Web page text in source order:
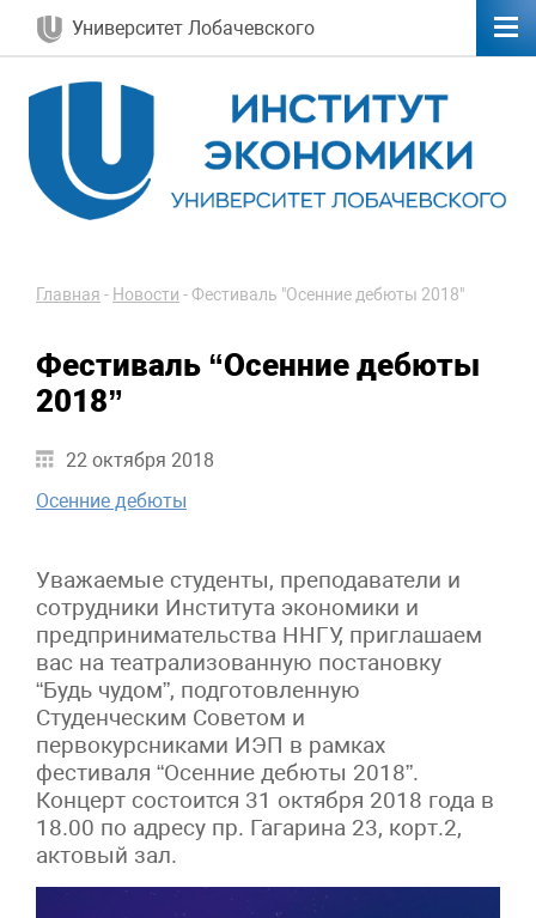
Университет Лобачевского
Главная - Новости -Фестиваль "Осенние дебюты 2018"
Фестиваль “Осенние дебюты
2018”
22 октября 2018
Осенние дебюты
Уважаемые студенты, преподаватели и
сотрудники Института экономики и
предпринимательства ННГУ, приглашаем
вас на театрализованную постановку
“Будь чудом”, подготовленную
Студенческим Советом и
первокурсниками ИЭП в рамках
фестиваля “Осенние дебюты 2018”.
Концерт состоится 31 октября 2018 года в
18.00 по адресу пр. Гагарина 23, корт.2,
актовый зал.